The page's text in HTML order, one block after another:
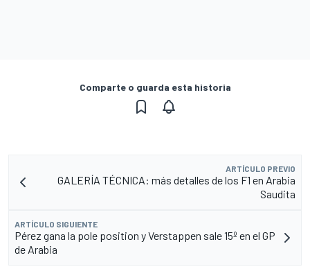
Comparte o guarda esta historia
ARTÍCULO PREVIO
GALERÍA TÉCNICA: más detalles de los F1 en Arabia
Saudita
ARTÍCULO SIGUIENTE
Pérez gana la pole position y Verstappen sale 15º en el GP
de Arabia